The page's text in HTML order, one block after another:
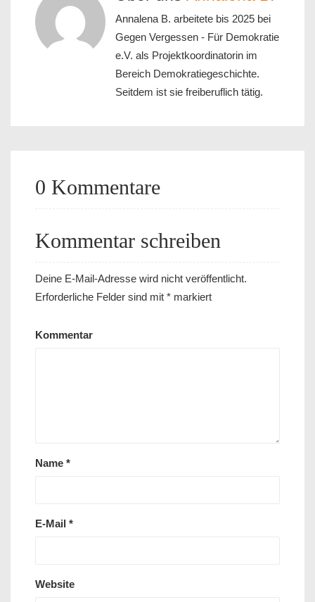
Annalena B. arbeitete bis 2025 bei
Gegen Vergessen - Für Demokratie
e.V. als Projektkoordinatorin im
Bereich Demokratiegeschichte.
Seitdem ist sie freiberuflich tätig.
0 Kommentare
Kommentar schreiben
Deine E-Mail-Adresse wird nicht veröffentlicht.
Erforderliche Felder sind mit * markiert
Kommentar
Name *
E-Mail *
Website